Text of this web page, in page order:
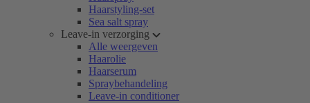
Haarstyling-set
Sea salt spray
Leave-in verzorging
Alle weergeven
Haarolie
Haarserum
Spraybehandeling
Leave-in conditioner